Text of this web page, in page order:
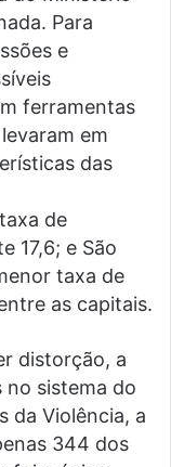
Para
e
ferramentas
em
das
de
17,6; e São
taxa de
as capitais.
distorção, a
no sistema do
da Violência, a
344 dos